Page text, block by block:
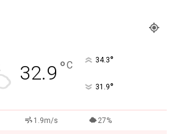
32.9 °C 34.3°
31.9°
1.9m/s 27%